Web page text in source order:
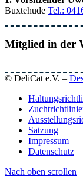
Buxtehude Tel.:
Mitglied in der
© DeliCat e.V. –
Satzung
Impressum
Datenschutz
Nach oben scrollen